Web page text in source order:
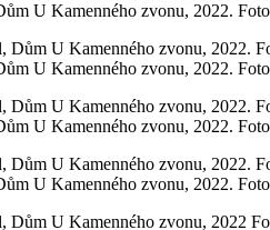
U Kamenného zvonu, 2022.
U Kamenného zvonu, 2022.
U Kamenného zvonu, 2022.
U Kamenného zvonu, 2022.